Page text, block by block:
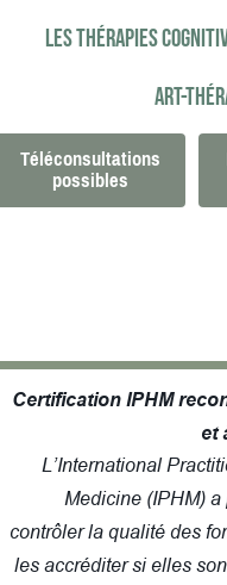
Les thérapies
Art-
Téléconsultations
possibles
Certification IPHM
et
L’International
Medicine (IPHM)
contrôler la qualité des
les accréditer si elles